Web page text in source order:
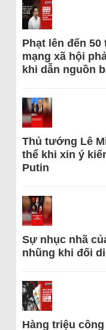
Phạt lên đến
mạng xã hội
khi dẫn nguồn
Thủ tướng Lê
thể khi xin ý
Putin
Sự nhục nhã
nhũng khi đối
Hàng triệu